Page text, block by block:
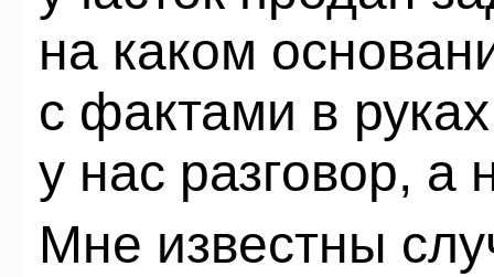
на каком
с фактами в
у нас разговор, а
Мне известны